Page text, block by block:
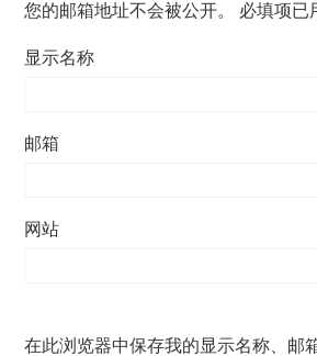
您的邮箱地址不会被公开。 必填项已
显示名称
邮箱
网站
在此浏览器中保存我的显示名称、邮